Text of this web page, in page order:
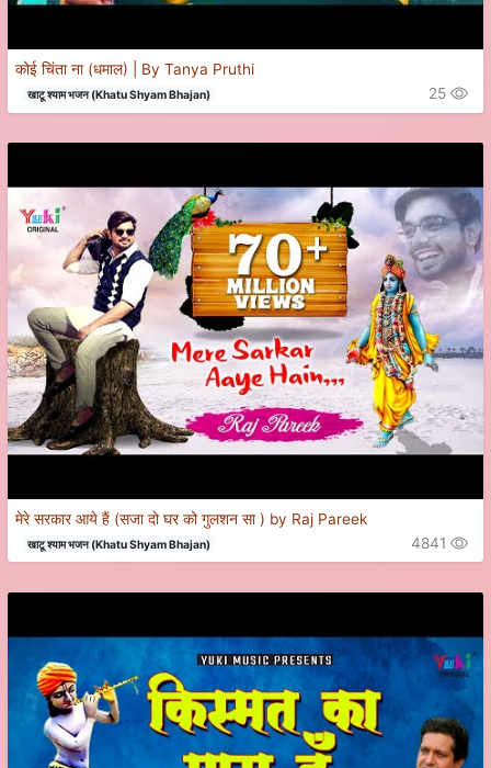
कोई चिंता ना (धमाल) | By Tanya Pruthi
खाटू श्याम भजन (Khatu Shyam Bhajan) 25
मेरे सरकार आये हैं (सजा दो घर को गुलशन सा ) by Raj Pareek
खाटू श्याम भजन (Khatu Shyam Bhajan) 4841